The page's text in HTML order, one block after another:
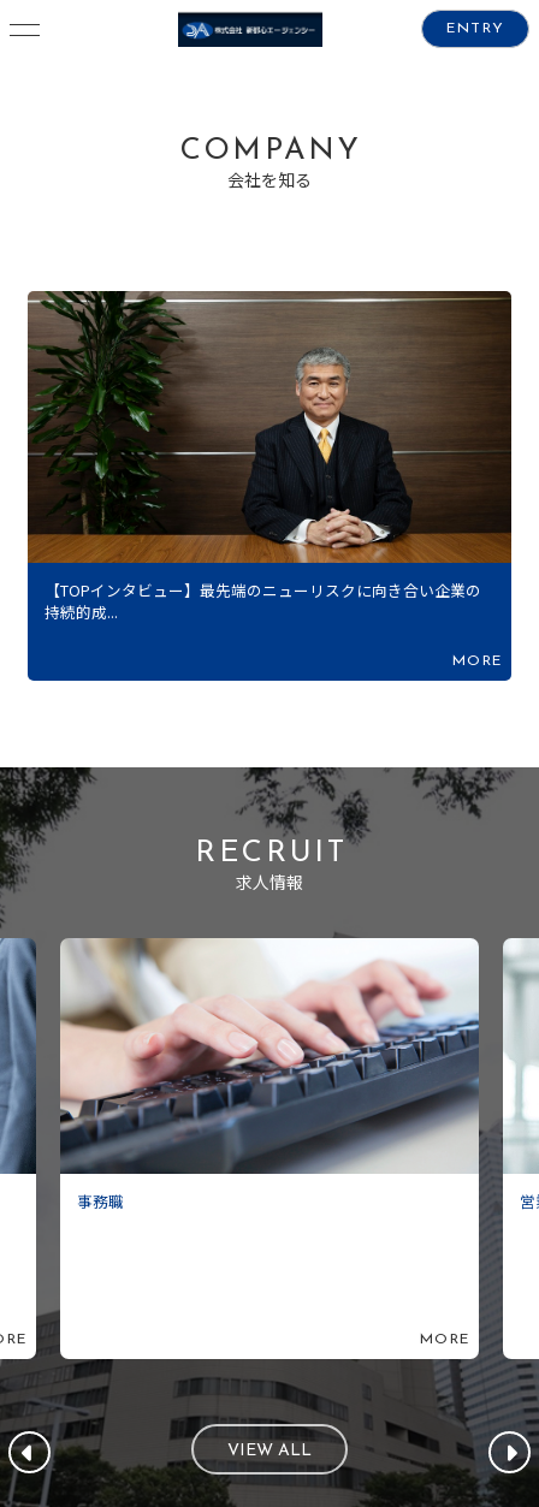
ENTRY
COMPANY
会社を知る
【TOPインタビュー】最先端のニューリスクに向き合い企業の
持続的成...
MORE
RECRUIT
求人情報
事務職
MORE
VIEW ALL